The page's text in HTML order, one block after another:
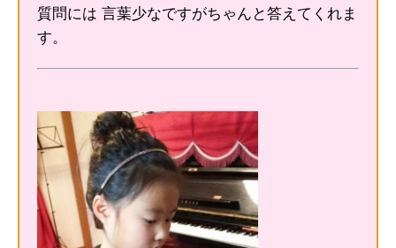
質問には 言葉少なですがちゃんと答えてくれま
す。